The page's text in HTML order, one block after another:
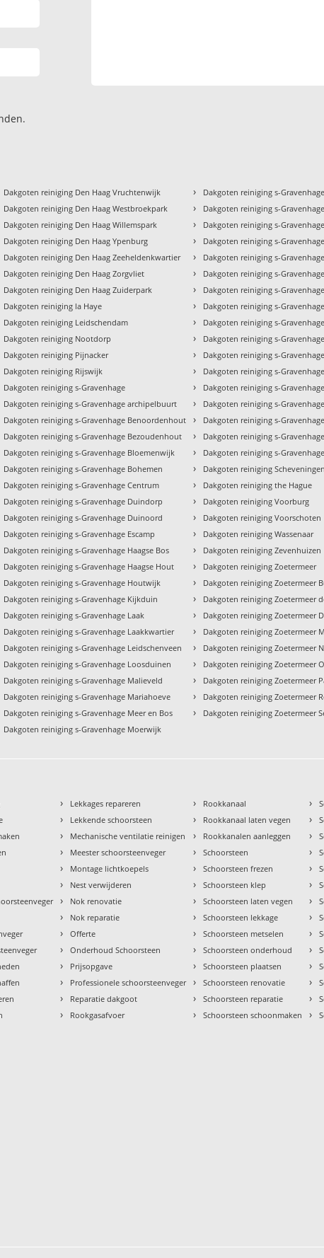
Dakgoten reiniging Den Haag Vruchtenwijk
Dakgoten reiniging Den Haag Westbroekpark
Dakgoten reiniging Den Haag Willemspark
Dakgoten reiniging Den Haag Ypenburg
Dakgoten reiniging Den Haag Zeeheldenkwartier
Dakgoten reiniging Den Haag Zorgvliet
Dakgoten reiniging Den Haag Zuiderpark
Dakgoten reiniging la Haye
Dakgoten reiniging Leidschendam
Dakgoten reiniging Nootdorp
Dakgoten reiniging Pijnacker
Dakgoten reiniging Rijswijk
Dakgoten reiniging s-Gravenhage
Dakgoten reiniging s-Gravenhage archipelbuurt
Dakgoten reiniging s-Gravenhage Benoordenhout
Dakgoten reiniging s-Gravenhage Bezoudenhout
Dakgoten reiniging s-Gravenhage Bloemenwijk
Dakgoten reiniging s-Gravenhage Bohemen
Dakgoten reiniging s-Gravenhage Centrum
Dakgoten reiniging s-Gravenhage Duindorp
Dakgoten reiniging s-Gravenhage Duinoord
Dakgoten reiniging s-Gravenhage Escamp
Dakgoten reiniging s-Gravenhage Haagse Bos
Dakgoten reiniging s-Gravenhage Haagse Hout
Dakgoten reiniging s-Gravenhage Houtwijk
Dakgoten reiniging s-Gravenhage Kijkduin
Dakgoten reiniging s-Gravenhage Laak
Dakgoten reiniging s-Gravenhage Laakkwartier
Dakgoten reiniging s-Gravenhage Leidschenveen
Dakgoten reiniging s-Gravenhage Loosduinen
Dakgoten reiniging s-Gravenhage Malieveld
Dakgoten reiniging s-Gravenhage Mariahoeve
Dakgoten reiniging s-Gravenhage Meer en Bos
Dakgoten reiniging s-Gravenhage Moerwijk
› Dakgoten reiniging s-
› Dakgoten reiniging s-
› Dakgoten reiniging s-
› Dakgoten reiniging s-
› Dakgoten reiniging s-
› Dakgoten reiniging s-
› Dakgoten reiniging s-
› Dakgoten reiniging s-
› Dakgoten reiniging s-
› Dakgoten reiniging s-
› Dakgoten reiniging s-
› Dakgoten reiniging s-
› Dakgoten reiniging s-
› Dakgoten reiniging s-
› Dakgoten reiniging s-
› Dakgoten reiniging s-
› Dakgoten reiniging s-
› Dakgoten reiniging Scheveningen
› Dakgoten reiniging the Hague
› Dakgoten reiniging Voorburg
› Dakgoten reiniging Voorschoten
› Dakgoten reiniging Wassenaar
› Dakgoten reiniging Zevenhuizen
› Dakgoten reiniging Zoetermeer
› Dakgoten reiniging Zoetermeer
› Dakgoten reiniging Zoetermeer
› Dakgoten reiniging Zoetermeer
› Dakgoten reiniging Zoetermeer
› Dakgoten reiniging Zoetermeer
› Dakgoten reiniging Zoetermeer
› Dakgoten reiniging Zoetermeer
› Dakgoten reiniging Zoetermeer
› Dakgoten reiniging Zoetermeer
› Lekkages repareren
› Lekkende schoorsteen
› Mechanische ventilatie reinigen
› Meester schoorsteenveger
› Montage lichtkoepels
› Nest verwijderen
› Nok renovatie
› Nok reparatie
› Offerte
› Onderhoud Schoorsteen
› Prijsopgave
› Professionele schoorsteenveger
› Reparatie dakgoot
› Rookgasafvoer
› Rookkanaal
› Rookkanaal laten vegen
› Rookkanalen aanleggen
› Schoorsteen
› Schoorsteen frezen
› Schoorsteen klep
› Schoorsteen laten vegen
› Schoorsteen lekkage
› Schoorsteen metselen
› Schoorsteen onderhoud
› Schoorsteen plaatsen
› Schoorsteen renovatie
› Schoorsteen reparatie
› Schoorsteen schoonmaken
›
›
›
›
›
›
›
›
›
›
›
›
›
›